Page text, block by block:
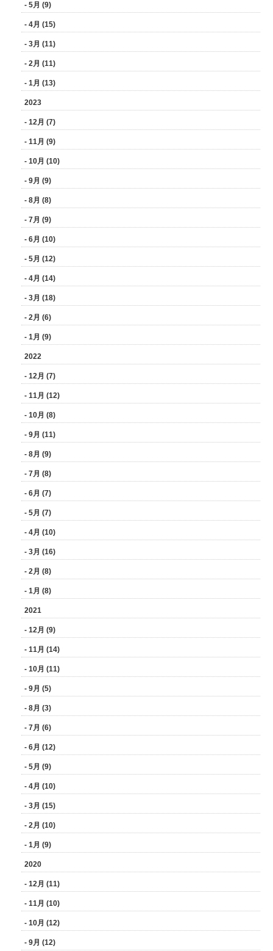
- 5月 (9)
- 4月 (15)
- 3月 (11)
- 2月 (11)
- 1月 (13)
2023
- 12月 (7)
- 11月 (9)
- 10月 (10)
- 9月 (9)
- 8月 (8)
- 7月 (9)
- 6月 (10)
- 5月 (12)
- 4月 (14)
- 3月 (18)
- 2月 (6)
- 1月 (9)
2022
- 12月 (7)
- 11月 (12)
- 10月 (8)
- 9月 (11)
- 8月 (9)
- 7月 (8)
- 6月 (7)
- 5月 (7)
- 4月 (10)
- 3月 (16)
- 2月 (8)
- 1月 (8)
2021
- 12月 (9)
- 11月 (14)
- 10月 (11)
- 9月 (5)
- 8月 (3)
- 7月 (6)
- 6月 (12)
- 5月 (9)
- 4月 (10)
- 3月 (15)
- 2月 (10)
- 1月 (9)
2020
- 12月 (11)
- 11月 (10)
- 10月 (12)
- 9月 (12)